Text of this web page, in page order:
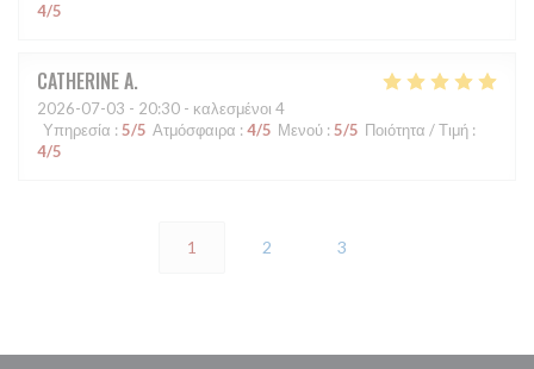
4/5
CATHERINEA
2026-07-03 - 20:30 - καλεσμένοι 4
Υπηρεσία : 5/5 Ατμόσφαιρα : 4/5 Μενού : 5/5 Ποιότητα / Τιμή :
4/5
1 2 3